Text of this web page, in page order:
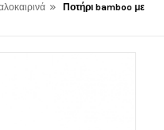
»
Ποτήρι bamboo με